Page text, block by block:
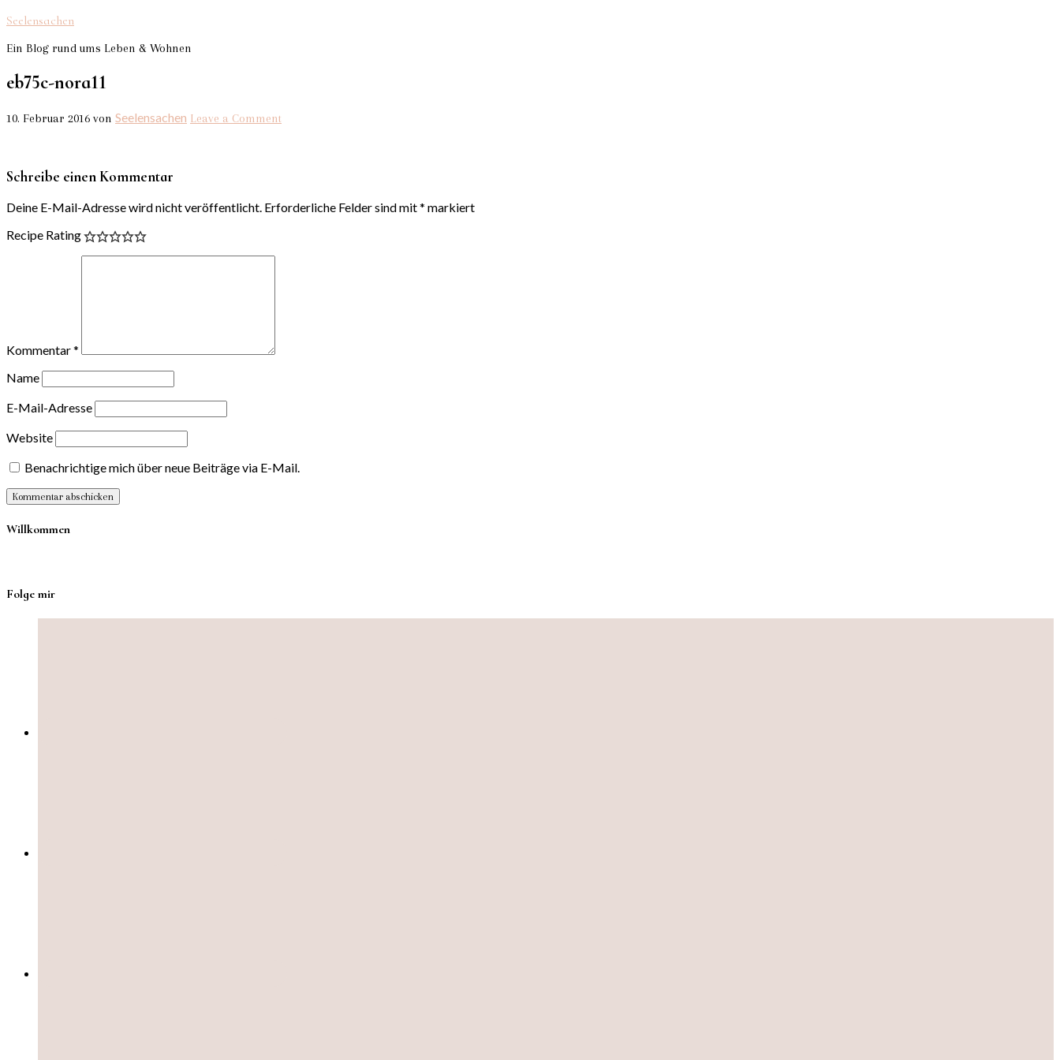
Seelensachen
Ein Blog rund ums Leben & Wohnen
eb75c-nora11
10. Februar 2016 von Seelensachen Leave a Comment
Schreibe einen Kommentar
Deine E-Mail-Adresse wird nicht veröffentlicht. Erforderliche Felder sind mit* markiert
Recipe Rating
Kommentar*
Name
E-Mail-Adresse
Website
Benachrichtige mich über neue Beiträge via E-Mail.
Willkommen
Folge mir